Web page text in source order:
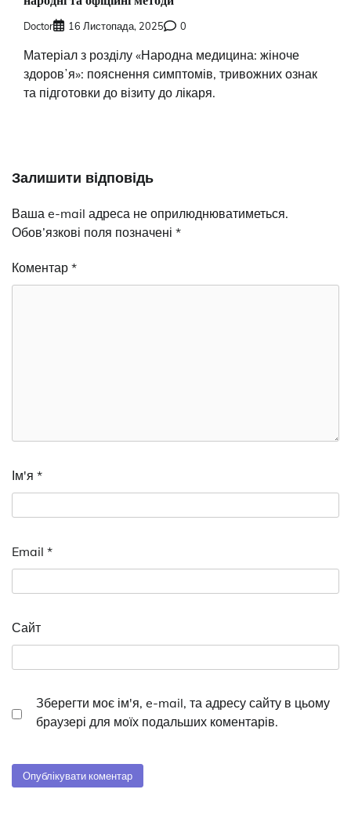
Doctor 16 Листопада, 2025 0
Матеріал з розділу «Народна медицина: жіноче
здоровʼя»: пояснення симптомів, тривожних ознак
та підготовки до візиту до лікаря.
Залишити відповідь
Ваша e-mail адреса не оприлюднюватиметься.
Обов’язкові поля позначені *
Коментар *
Ім'я *
Email *
Сайт
Зберегти моє ім'я, e-mail, та адресу сайту в цьому
браузері для моїх подальших коментарів.